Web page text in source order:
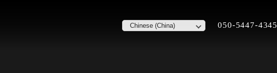
050-5447-4345